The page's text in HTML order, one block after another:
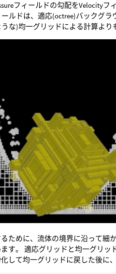
フィールドの勾配をVelocity
ルドは、適応(octree)バックグ
な)均一グリッドによる計算より
ために、流体の境界に沿って細
す。 適応グリッドと均一グリ
して均一グリッドに戻した後に